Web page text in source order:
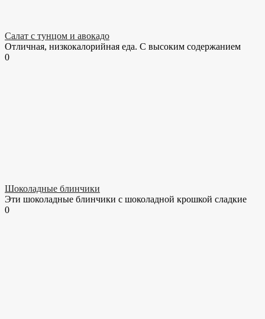
Салат с тунцом и авокадо
Отличная, низкокалорийная еда. С высоким содержанием
0
Шоколадные блинчики
Эти шоколадные блинчики с шоколадной крошкой сладкие
0